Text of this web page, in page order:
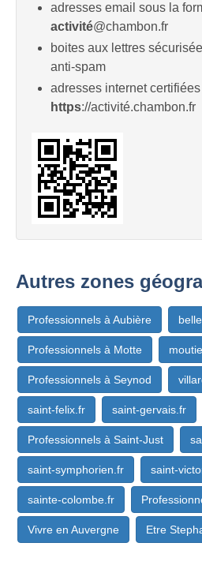
adresses email sous la
activité@chambon.fr
boites aux lettres
anti-spam
adresses internet
https://activité.chambon.fr
Autres zones
Professionnels à Aubière
Professionnels à Motte
Professionnels à Seynod
saint-felix.fr saint-gervais.fr
Professionnels à Saint-Just
saint-symphorien.fr saint-
sainte-colombe.fr
Vivre en Auvergne Etre